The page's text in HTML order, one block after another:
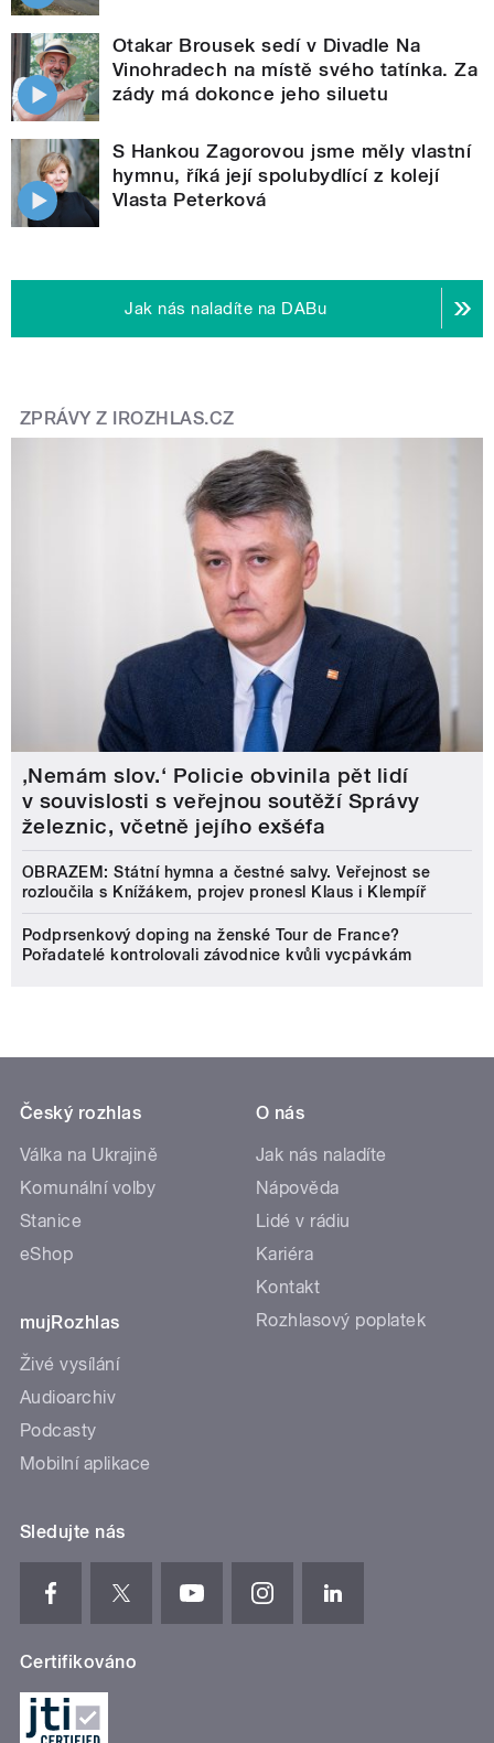
Otakar Brousek sedí v Divadle Na
Vinohradech na místě svého tatínka. Za
zády má dokonce jeho siluetu
S Hankou Zagorovou jsme měly vlastní
hymnu, říká její spolubydlící z kolejí
Vlasta Peterková
Jak nás naladíte na DABu
ZPRÁVY Z IROZHLAS.CZ
‚Nemám slov.‘ Policie obvinila pět lidí
v souvislosti s veřejnou soutěží Správy
železnic, včetně jejího exšéfa
OBRAZEM: Státní hymna a čestné salvy. Veřejnost se
rozloučila s Knížákem, projev pronesl Klaus i Klempíř
Podprsenkový doping na ženské Tour de France?
Pořadatelé kontrolovali závodnice kvůli vycpávkám
Český rozhlas
Válka na Ukrajině
Komunální volby
Stanice
eShop
mujRozhlas
Živé vysílání
Audioarchiv
Podcasty
Mobilní aplikace
O nás
Jak nás naladíte
Nápověda
Lidé v rádiu
Kariéra
Kontakt
Rozhlasový poplatek
Sledujte nás
Certifikováno